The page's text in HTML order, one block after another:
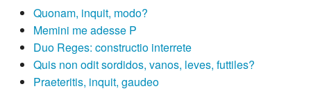
Quonam, inquit, modo?
Memini me adesse P
Duo Reges: constructio interrete
Quis non odit sordidos, vanos, leves, futtiles?
Praeteritis, inquit, gaudeo